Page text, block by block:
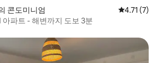
콘도미니엄 평점 4.71점
4.71 (7)
중심, 1 + 1 아파트 - 해변까지 도보 3분